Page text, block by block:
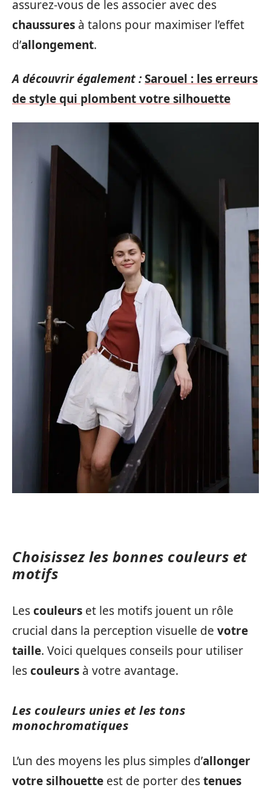
assurez-vous de les associer avec des
chaussures à talons pour maximiser l’effet
d’allongement.
A découvrir également :Sarouel : les erreurs
de style qui plombent votre silhouette
Choisissez les bonnes couleurs et
motifs
Lescouleurs et les motifs jouent un rôle
crucial dans la perception visuelle de votre
taille. Voici quelques conseils pour utiliser
lescouleurs à votre avantage.
Les couleurs unies et les tons
monochromatiques
L’un des moyens les plus simples d’allonger
votre silhouette est de porter destenues